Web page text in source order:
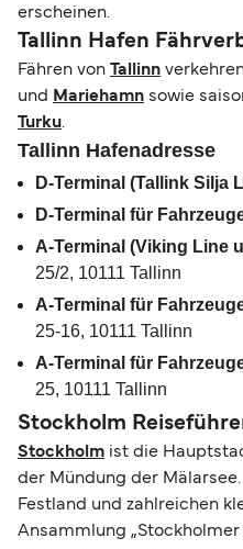
erscheinen.
Tallinn Hafen
Fähren von Tallinn
und
Mariehamn sowie
Turku.
Tallinn Hafenadresse
D-Terminal (Tallink Silja
D-Terminal für
A-Terminal (Viking Line
25/2, 10111 Tallinn
A-Terminal für
25-16, 10111 Tallinn
A-Terminal für
25, 10111 Tallinn
Stockholm
Stockholm ist die
der Mündung der
Festland und zahlreichen
Ansammlung